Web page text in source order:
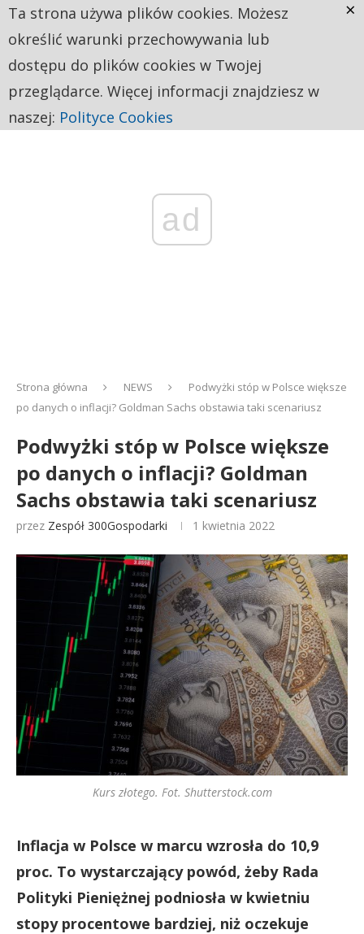
ad
Strona główna NEWS
Podwyżki stóp w Polsce większe
po danych o inflacji? Goldman Sachs obstawia taki scenariusz
Podwyżki stóp w Polsce większe
po danych o inflacji? Goldman
Sachs obstawia taki scenariusz
przez Zespół 300Gospodarki 1 kwietnia 2022
Kurs złotego. Fot. Shutterstock.com
Inflacja w Polsce w marcu wzrosła do 10,9
proc. To wystarczający powód, żeby Rada
Polityki Pieniężnej podniosła w kwietniu
stopy procentowe bardziej, niż oczekuje
Ta strona używa plików cookies. Możesz
określić warunki przechowywania lub
dostępu do plików cookies w Twojej
przeglądarce. Więcej informacji znajdziesz w
naszej: Polityce Cookies
×